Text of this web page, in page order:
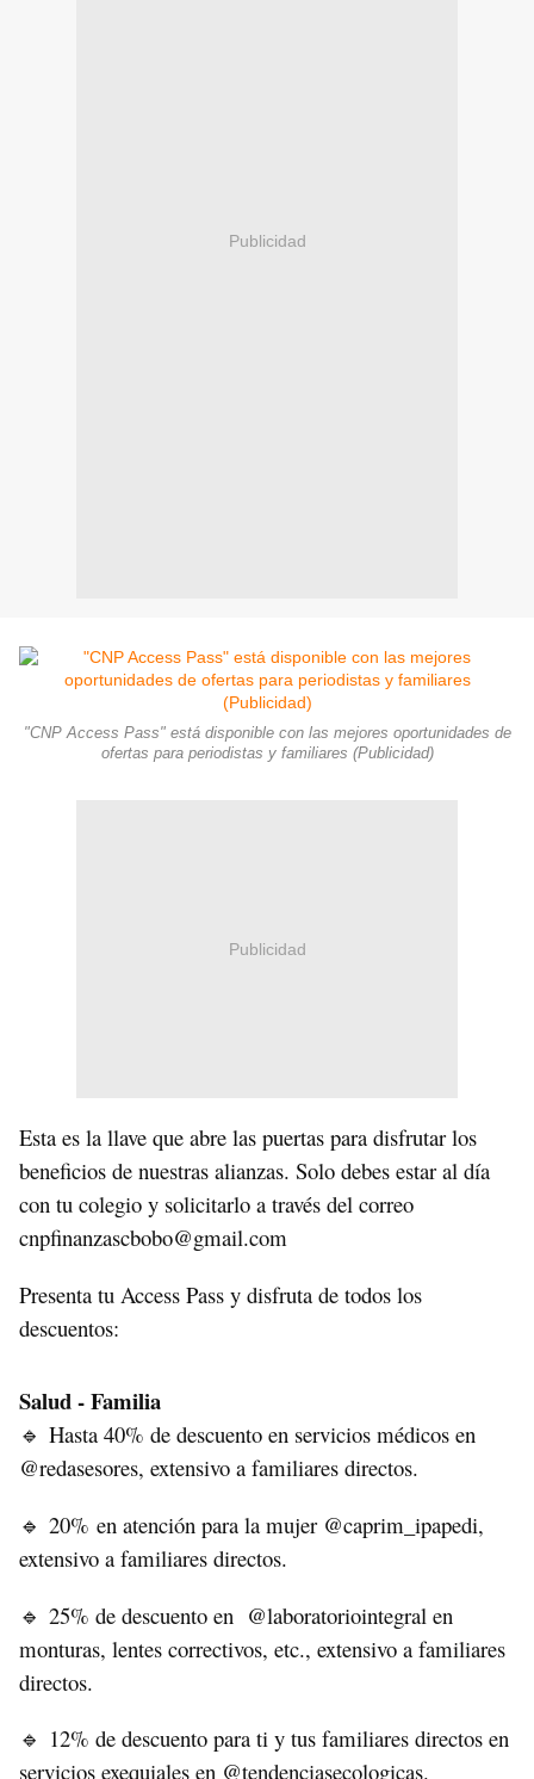
Publicidad
"CNP Access Pass" está disponible con las mejores oportunidades de
ofertas para periodistas y familiares (Publicidad)
Publicidad
Esta es la llave que abre las puertas para disfrutar los
beneficios de nuestras alianzas. Solo debes estar al día
con tu colegio y solicitarlo a través del correo
cnpfinanzascbobo@gmail.com
Presenta tu Access Pass y disfruta de todos los
descuentos:
Salud - Familia
🔹 Hasta 40% de descuento en servicios médicos en
@redasesores, extensivo a familiares directos.
🔹 20% en atención para la mujer @caprim_ipapedi,
extensivo a familiares directos.
🔹 25% de descuento en @laboratoriointegral en
monturas, lentes correctivos, etc., extensivo a familiares
directos.
🔹
12% de descuento para ti y tus familiares directos en
servicios exequiales en @tendenciasecologicas.